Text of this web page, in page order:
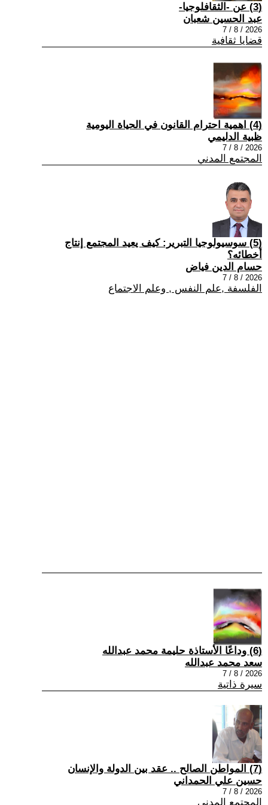
(3) عن -الثقافلوجيا-
عبد الحسين شعبان
2026 / 8 / 7
قضايا ثقافية
(4) اهمية احترام القانون في الحياة اليومية
ظبية الدليمي
2026 / 8 / 7
المجتمع المدني
(5) سوسيولوجيا التبرير: كيف يعيد المجتمع إنتاج
أخطائه؟
حسام الدين فياض
2026 / 8 / 7
الفلسفة ,علم النفس , وعلم الاجتماع
(6) وداعًا الأستاذة حليمة محمد عبدالله
سعد محمد عبدالله
2026 / 8 / 7
سيرة ذاتية
(7) المواطن الصالح .. عقد بين الدولة والإنسان
حسين علي الحمداني
2026 / 8 / 7
المجتمع المدني